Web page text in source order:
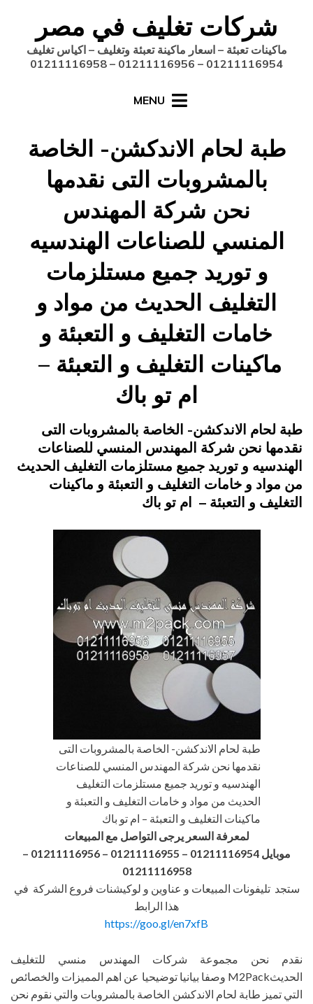
content
شركات تغليف في مصر
ماكينات تعبئة – اسعار ماكينة تعبئة وتغليف – اكياس تغليف
01211116954 – 01211116956 – 01211116958
MENU
طبة لحام الاندكشن- الخاصة
بالمشروبات التى نقدمها
نحن شركة المهندس
المنسي للصناعات الهندسيه
و توريد جميع مستلزمات
التغليف الحديث من مواد و
خامات التغليف و التعبئة و
ماكينات التغليف و التعبئة –
ام تو باك
on
طبة لحام الاندكشن- الخاصة بالمشروبات التى
نقدمها نحن شركة المهندس المنسي للصناعات
الهندسيه و توريد جميع مستلزمات التغليف الحديث
من مواد و خامات التغليف و التعبئة و ماكينات
التغليف و التعبئة – ام تو باك
طبة لحام الاندكشن- الخاصة بالمشروبات التى
نقدمها نحن شركة المهندس المنسي للصناعات
الهندسيه و توريد جميع مستلزمات التغليف
الحديث من مواد و خامات التغليف و التعبئة و
ماكينات التغليف و التعبئة – ام تو باك
لمعرفة السعر يرجى التواصل مع المبيعات
موبايل 01211116954 – 01211116955 – 01211116956
–
01211116958
ستجد تليفونات المبيعات و عناوين و لوكيشنات فروع الشركة في
هذا الرابط
https://goo.gl/en7xfB
نقدم نحن مجموعة شركات المهندس منسي للتغليف
الحديثM2Pack وصفا بيانيا توضيحيا عن اهم المميزات والخصائص
التي تميز طابة لحام الاندكشن الخاصة بالمشروبات والتي نقوم نحن